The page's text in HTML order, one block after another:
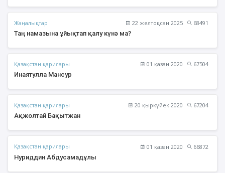
Жаңалықтар 22 желтоқсан 2025
68491
Таң намазына ұйықтап қалу күнә ма?
Қазақстан қарилары 01 қазан 2020
67504
Инаятулла Мансур
Қазақстан қарилары 20 қыркүйек 2020
67204
Ақжолтай Бақытжан
Қазақстан қарилары 01 қазан 2020
66872
Нуриддин Абдусамадұлы